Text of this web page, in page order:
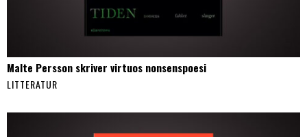
Malte Persson skriver virtuos nonsenspoesi
LITTERATUR